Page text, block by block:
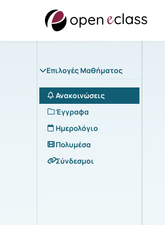
Επιλογές Μαθήματος
Ανακοινώσεις
Έγγραφα
Ημερολόγιο
Πολυμέσα
Σύνδεσμοι